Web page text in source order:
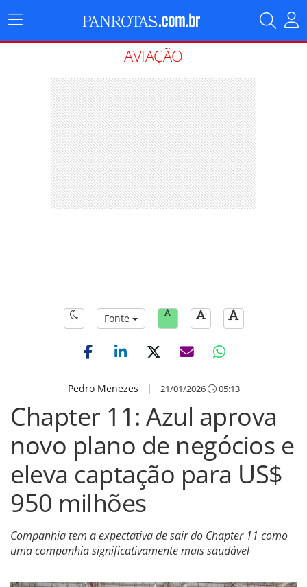
Menu
Principal
AVIAÇÃO
Fonte
Pedro Menezes | 21/01/2026 05:13
Chapter 11: Azul aprova
novo plano de negócios e
eleva captação para US$
950 milhões
Companhia tem a expectativa de sair do Chapter 11 como
uma companhia significativamente mais saudável